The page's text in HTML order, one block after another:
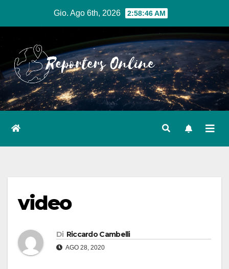
contenuto
Gio. Ago 6th, 2026 2:58:46 AM
video
Di Riccardo Cambelli
AGO 28, 2020